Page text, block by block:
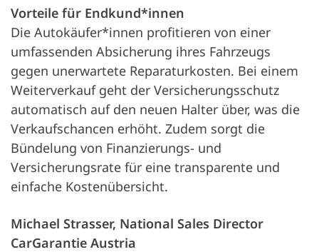
Vorteile für Endkund*innen
Die Autokäufer*innen profitieren von einer
umfassenden Absicherung ihres Fahrzeugs
gegen unerwartete Reparaturkosten. Bei einem
Weiterverkauf geht der Versicherungsschutz
automatisch auf den neuen Halter über, was die
Verkaufschancen erhöht. Zudem sorgt die
Bündelung von Finanzierungs- und
Versicherungsrate für eine transparente und
einfache Kostenübersicht.
Michael Strasser, National Sales Director
CarGarantie Austria